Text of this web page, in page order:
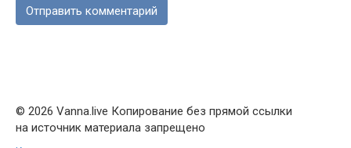
© 2026 Vanna.live Копирование без прямой ссылки
на источник материала запрещено